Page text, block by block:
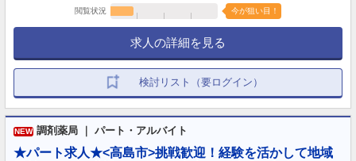
閲覧状況 今が狙い目！
求人の詳細を見る
検討リスト（要ログイン）
NEW 調剤薬局 ｜ パート・アルバイト
★パート求人★<高島市>挑戦歓迎！経験を活かして地域